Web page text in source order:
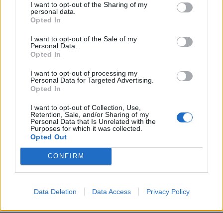
I want to opt-out of the Sharing of my
personal data.
Opted In
I want to opt-out of the Sale of my
Personal Data.
Opted In
I want to opt-out of processing my
Personal Data for Targeted Advertising.
Opted In
I want to opt-out of Collection, Use,
Retention, Sale, and/or Sharing of my
Personal Data that Is Unrelated with the
Purposes for which it was collected.
Opted Out
CONFIRM
Data Deletion Data Access Privacy Policy
Losen avviser straffeskyld
ANNONSØRINNHOLD
BÅTMAGASINET